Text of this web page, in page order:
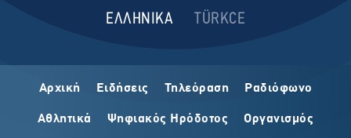
ΕΛΛΗΝΙΚΑ TÜRKCE
Αρχική Ειδήσεις Τηλεόραση Ραδιόφωνο
Αθλητικά Ψηφιακός Ηρόδοτος Οργανισμός